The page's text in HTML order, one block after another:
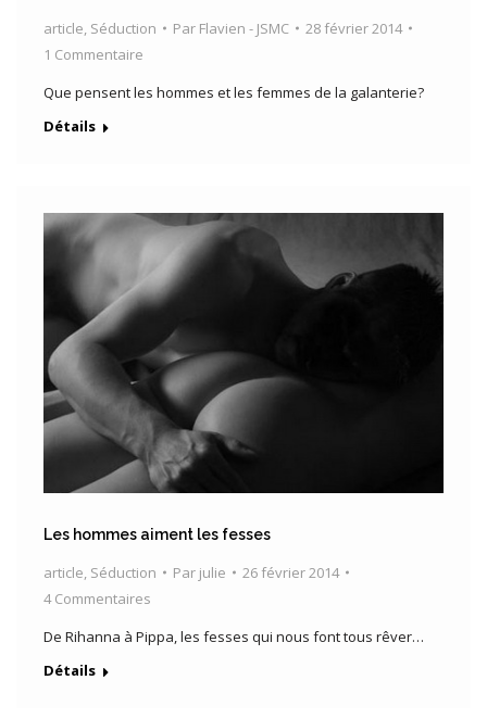
article, Séduction Par Flavien - JSMC
28 février 2014
1 Commentaire
Que pensent les hommes et les femmes de la galanterie?
Détails
Les hommes aiment les fesses
article, Séduction Par julie
26 février 2014
4 Commentaires
De Rihanna à Pippa, les fesses qui nous font tous rêver…
Détails